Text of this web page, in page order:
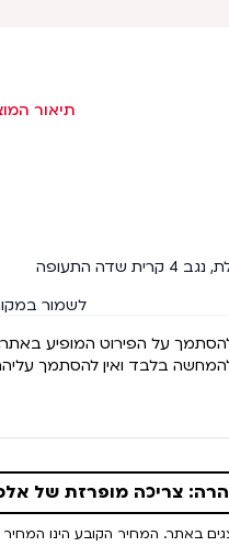
תיאור
התעופה
לשמור
להסתמך על הפירוט המופיע
להמחשה בלבד ואין להסתמך
צריכה מופרזת של